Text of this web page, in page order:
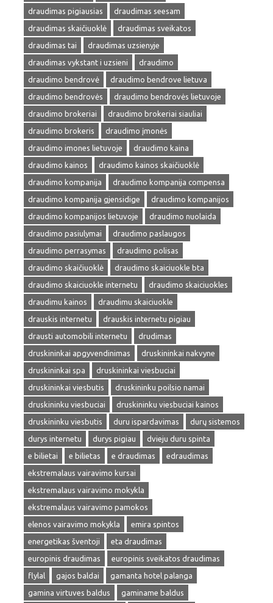
draudimas pigiausias
draudimas seesam
draudimas skaičiuoklė
draudimas sveikatos
draudimas tai
draudimas uzsienyje
draudimas vykstant i uzsieni
draudimo
draudimo bendrovė
draudimo bendrove lietuva
draudimo bendrovės
draudimo bendrovės lietuvoje
draudimo brokeriai
draudimo brokeriai siauliai
draudimo brokeris
draudimo įmonės
draudimo imones lietuvoje
draudimo kaina
draudimo kainos
draudimo kainos skaičiuoklė
draudimo kompanija
draudimo kompanija compensa
draudimo kompanija gjensidige
draudimo kompanijos
draudimo kompanijos lietuvoje
draudimo nuolaida
draudimo pasiulymai
draudimo paslaugos
draudimo perrasymas
draudimo polisas
draudimo skaičiuoklė
draudimo skaiciuokle bta
draudimo skaiciuokle internetu
draudimo skaiciuokles
draudimu kainos
draudimu skaiciuokle
drauskis internetu
drauskis internetu pigiau
drausti automobili internetu
drudimas
druskininkai apgyvendinimas
druskininkai nakvyne
druskininkai spa
druskininkai viesbuciai
druskininkai viesbutis
druskininku poilsio namai
druskininku viesbuciai
druskininku viesbuciai kainos
druskininku viesbutis
duru ispardavimas
durų sistemos
durys internetu
durys pigiau
dvieju duru spinta
e bilietai
e bilietas e draudimas
edraudimas
ekstremalaus vairavimo kursai
ekstremalaus vairavimo mokykla
ekstremalaus vairavimo pamokos
elenos vairavimo mokykla
emira spintos
energetikas šventoji
eta draudimas
europinis draudimas
europinis sveikatos draudimas
flylal
gajos baldai
gamanta hotel palanga
gamina virtuves baldus
gaminame baldus